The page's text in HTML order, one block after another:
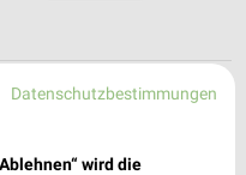
Frankfurt am Main
Datenschutzbestimmungen
wird die